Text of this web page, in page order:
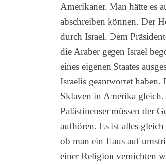
Amerikaner. Man hätte es
abschreiben können. Der
durch Israel. Dem
die Araber gegen Israel
eines eigenen Staates
Israelis geantwortet haben.
Sklaven in Amerika gleich.
Palästinenser müssen der
aufhören. Es ist alles
ob man ein Haus auf
einer Religion vernichten